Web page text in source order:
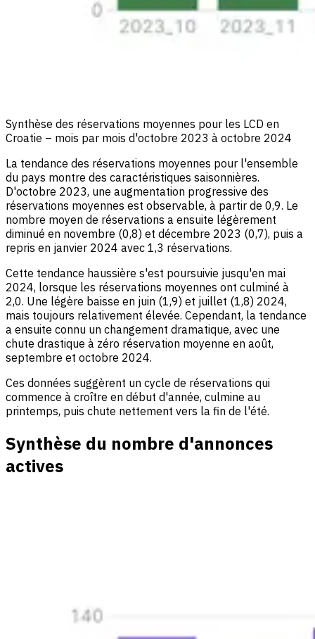
Synthèse des réservations moyennes pour les LCD en
Croatie – mois par mois d'octobre 2023 à octobre 2024
La tendance des réservations moyennes pour l'ensemble
du pays montre des caractéristiques saisonnières.
D'octobre 2023, une augmentation progressive des
réservations moyennes est observable, à partir de 0,9. Le
nombre moyen de réservations a ensuite légèrement
diminué en novembre (0,8) et décembre 2023 (0,7), puis a
repris en janvier 2024 avec 1,3 réservations.
Cette tendance haussière s'est poursuivie jusqu'en mai
2024, lorsque les réservations moyennes ont culminé à
2,0. Une légère baisse en juin (1,9) et juillet (1,8) 2024,
mais toujours relativement élevée. Cependant, la tendance
a ensuite connu un changement dramatique, avec une
chute drastique à zéro réservation moyenne en août,
septembre et octobre 2024.
Ces données suggèrent un cycle de réservations qui
commence à croître en début d'année, culmine au
printemps, puis chute nettement vers la fin de l'été.
Synthèse du nombre d'annonces
actives